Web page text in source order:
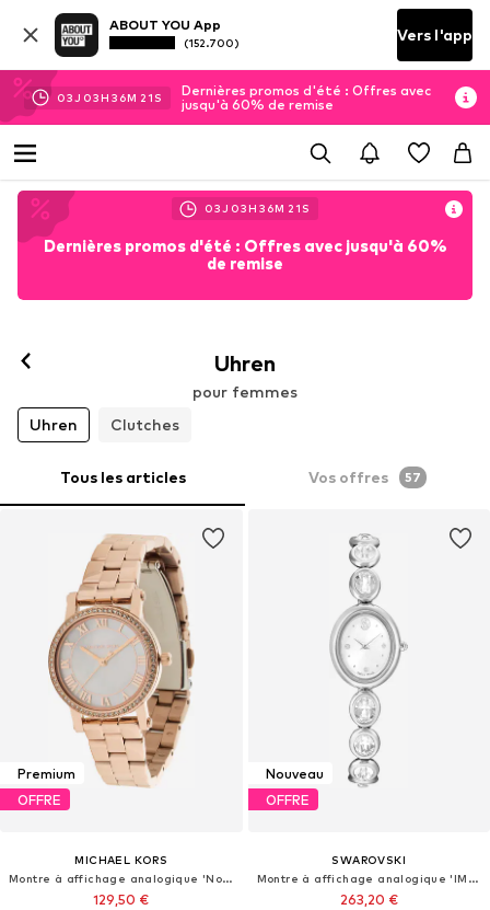
ABOUT YOU App
(152.700) Vers l'app
03J 03H 36M 20S
Dernières promos d'été : Offres avec
jusqu'à 60% de remise
03J 03H 36M 20S
Dernières promos d'été : Offres avec jusqu'à 60%
de remise
Uhren
pour femmes
Uhren
Clutches
Tous les articles Vos offres 57
Premium
OFFRE
MICHAEL KORS
Montre à affichage analogique 'Norie'
129,50 €
Nouveau
OFFRE
SWAROVSKI
Montre à affichage analogique 'IMBER'
263,20 €